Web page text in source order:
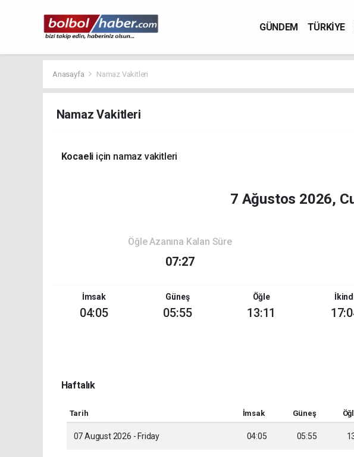
GÜNDEM TÜRKİYE
Anasayfa Namaz Vakitleri
Namaz Vakitleri
Kocaeli için namaz vakitleri
7 Ağustos 2026,
Öğle Azanına Kalan Süre
07:27
İmsak
04:05
Güneş
05:55
Öğle
13:11
Haftalık
Tarih İmsak Güneş
07 August 2026 - Friday 04:05 05:55